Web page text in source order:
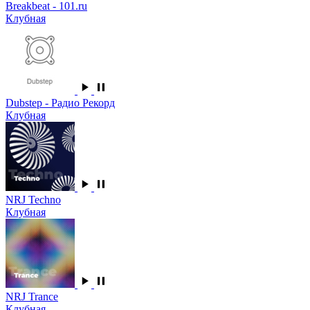
Breakbeat - 101.ru
Клубная
Dubstep - Радио Рекорд
Клубная
NRJ Techno
Клубная
NRJ Trance